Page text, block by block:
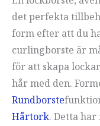
det perfekta
form efter att du
curlingborste är
för att skapa
hår med den.
Rundborste
Hårtork. Detta